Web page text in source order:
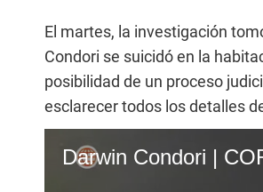
El martes, la investigación
Condori se suicidó en la
posibilidad de un proceso
esclarecer todos los detalles
Darwin Condori |